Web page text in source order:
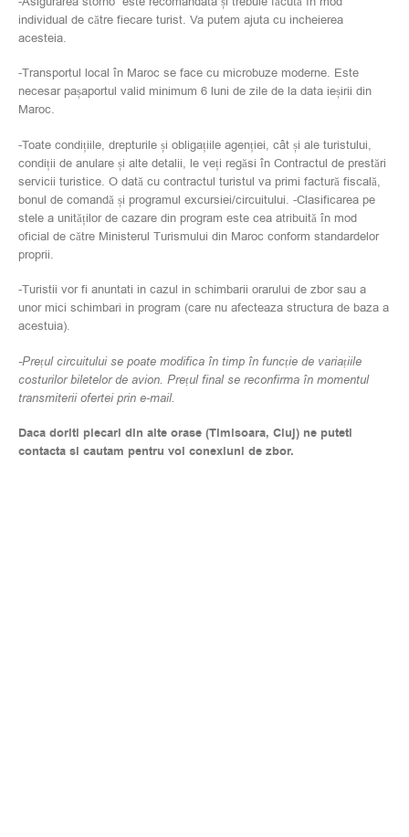
individual de către fiecare turist. Va putem ajuta cu incheierea
acesteia.
-Transportul local în Maroc se face cu microbuze moderne. Este
necesar pașaportul valid minimum 6 luni de zile de la data ieșirii din
Maroc.
-Toate condițiile, drepturile și obligațiile agenției, cât și ale turistului,
condiții de anulare și alte detalii, le veți regăsi în Contractul de prestări
servicii turistice. O dată cu contractul turistul va primi factură fiscală,
bonul de comandă și programul excursiei/circuitului. -Clasificarea pe
stele a unităților de cazare din program este cea atribuită în mod
oficial de către Ministerul Turismului din Maroc conform standardelor
proprii.
-Turistii vor fi anuntati in cazul in schimbarii orarului de zbor sau a
unor mici schimbari in program (care nu afecteaza structura de baza a
acestuia).
-Prețul circuitului se poate modifica în timp în funcție de variațiile
costurilor biletelor de avion. Prețul final se reconfirma în momentul
transmiterii ofertei prin e-mail.
Daca doriti plecari din alte orase (Timisoara, Cluj) ne puteti
contacta si cautam pentru voi conexiuni de zbor.